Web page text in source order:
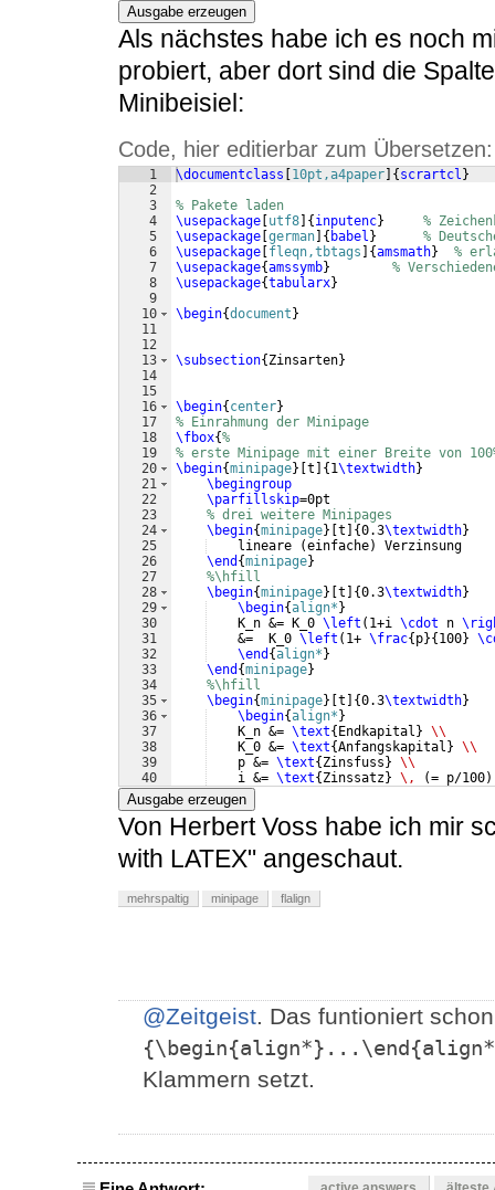
Ausgabe erzeugen
Als nächstes habe ich es noch
probiert, aber dort sind die
Minibeisiel:
Code, hier editierbar zum Übersetzen:
1
2
3
4
5
6
7
8
9
10
11
12
13
14
15
16
17
18
19
20
21
22
23
24
25
26
27
28
29
30
31
32
33
34
35
36
37
38
39
40
41
\documentclass 10pt,a4paper { scrartcl }
% Pakete laden
\usepackage utf8 { inputenc}
%
\usepackage german { babel }
%
\usepackage fleqn,tbtags {amsmath}
%
\usepackage{amssymb}
%
\usepackage{tabularx}
\begin{document }
\subsection{ Zinsarten}
\begin{ center}
% Einrahmung der Minipage
\fbox{%
% erste Minipage mit einer Breite von
\begin{minipage} t { 1\textwidth}
\begingroup
\parfillskip=0pt
% drei weitere Minipages
\begin{minipage} t {0.3\textwidth}
    lineare
(einfache)
Verzinsung
\end {minipage}
%\hfill
\begin{minipage} t {0.3\textwidth}
\begin{align* }
    K_n &= K_0
\left ( 1+i \cdot n
    &=  K_0
\left ( 1+ \frac{ p}{ 100}
\end {align* }
\end {minipage}
%\hfill
\begin{minipage} t {0.3\textwidth}
\begin{align* }
    K_n &=
\text{ Endkapital } \\
    K_0 &=
\text{Anfangskapital } \\
    p &=
\text{ Zinsfuss } \\
    i &=
\text{ Zinssatz} \, (= p/100)
    n &=
Ausgabe erzeugen
Von Herbert Voss habe ich mir
with LATEX" angeschaut.
mehrspaltig minipage flalign
@Zeitgeist. Das funtioniert
Klammern setzt.